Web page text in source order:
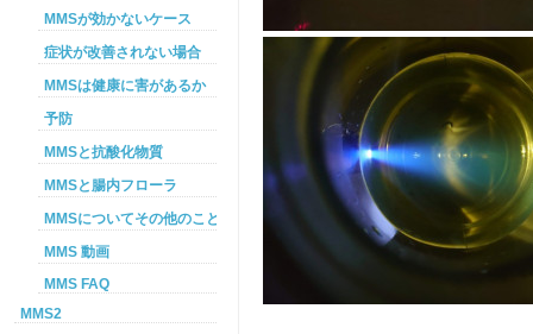
MMSが効かないケース
症状が改善されない場合
MMSは健康に害があるか
予防
MMSと抗酸化物質
MMSと腸内フローラ
MMSについてその他のこと
MMS 動画
MMS FAQ
MMS2